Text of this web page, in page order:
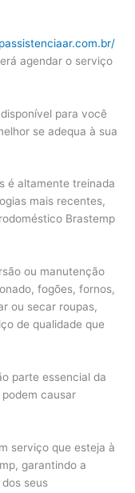
agendar o serviço
para você
se adequa à sua
é altamente treinada
mais recentes,
Brastemp
ou manutenção
fogões, fornos,
ou secar roupas,
de qualidade que
parte essencial da
causar
serviço que esteja à
garantindo a
seus